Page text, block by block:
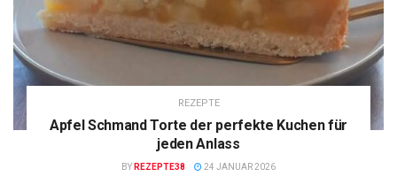
REZEPTE
Apfel Schmand Torte der perfekte Kuchen für
jeden Anlass
BY REZEPTE38 24 JANUAR 2026